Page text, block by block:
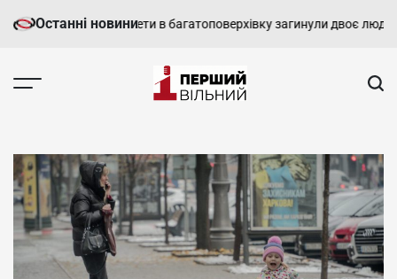
до
Останні новини
влучання ракети в багатоповерхівку загинули двоє людей
-
харківський,
новини
Харкова
та
області